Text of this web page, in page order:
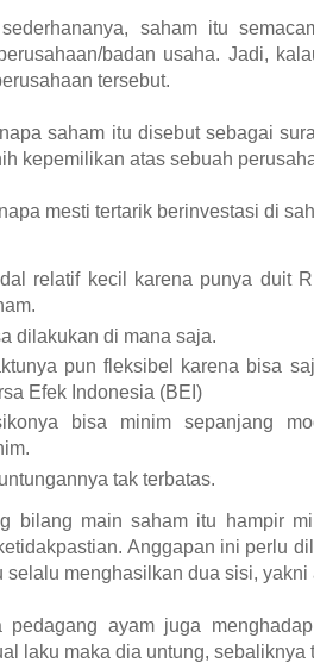
saham itu
badan usaha. Jadi,
tersebut.
saham itu disebut sebagai
kepemilikan atas sebuah
mesti tertarik berinvestasi di
relatif kecil karena punya duit
dilakukan di mana saja.
pun fleksibel karena bisa
Efek Indonesia (BEI)
bisa minim sepanjang
tak terbatas.
bilang main saham itu hampir
Anggapan ini perlu
selalu menghasilkan dua sisi,
pedagang ayam juga
laku maka dia untung, sebaliknya